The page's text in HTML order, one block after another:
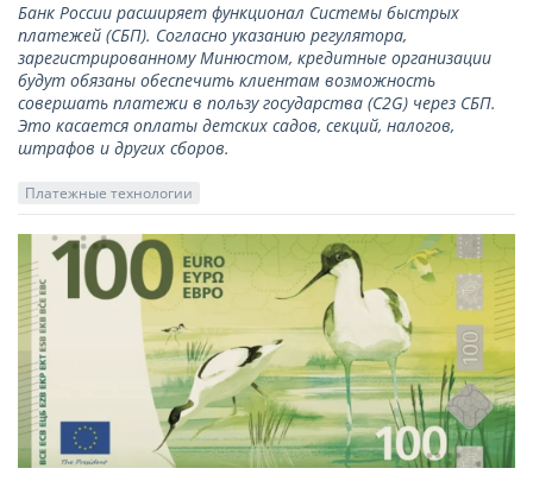
Банк России расширяет функционал Системы быстрых
платежей (СБП). Согласно указанию регулятора,
зарегистрированному Минюстом, кредитные организации
будут обязаны обеспечить клиентам возможность
совершать платежи в пользу государства (С2G) через СБП.
Это касается оплаты детских садов, секций, налогов,
штрафов и других сборов.
Платежные технологии